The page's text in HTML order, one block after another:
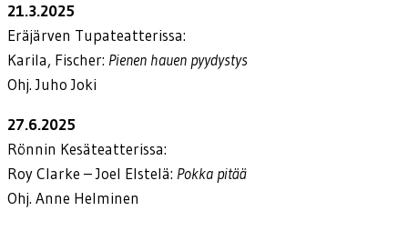
21.3.2025
Eräjärven Tupateatterissa:
Karila, Fischer: Pienen hauen pyydystys
Ohj. Juho Joki
27.6.2025
Rönnin Kesäteatterissa:
Roy Clarke – Joel Elstelä: Pokka pitää
Ohj. Anne Helminen